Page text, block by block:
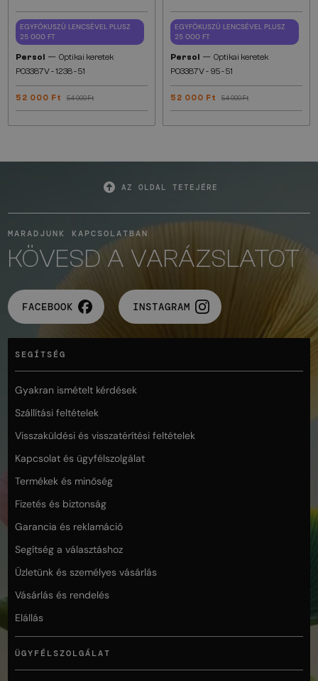
EGYFÓKUSZÚ LENCSÉVEL PLUSZ
25 000 FT
Persol — Optikai keretek
PO3387V - 1238 - 51
52 000 Ft 54 000 Ft
EGYFÓKUSZÚ LENCSÉVEL PLUSZ
25 000 FT
Persol — Optikai keretek
PO3387V - 95 - 51
52 000 Ft 54 000 Ft
AZ OLDAL TETEJÉRE
MARADJUNK KAPCSOLATBAN
KÖVESD A VARÁZSLATOT
FACEBOOK INSTAGRAM
SEGÍTSÉG
Gyakran ismételt kérdések
Szállítási feltételek
Visszaküldési és visszatérítési feltételek
Kapcsolat és ügyfélszolgálat
Termékek és minőség
Fizetés és biztonság
Garancia és reklamáció
Segítség a választáshoz
Üzletünk és személyes vásárlás
Vásárlás és rendelés
Elállás
ÜGYFÉLSZOLGÁLAT